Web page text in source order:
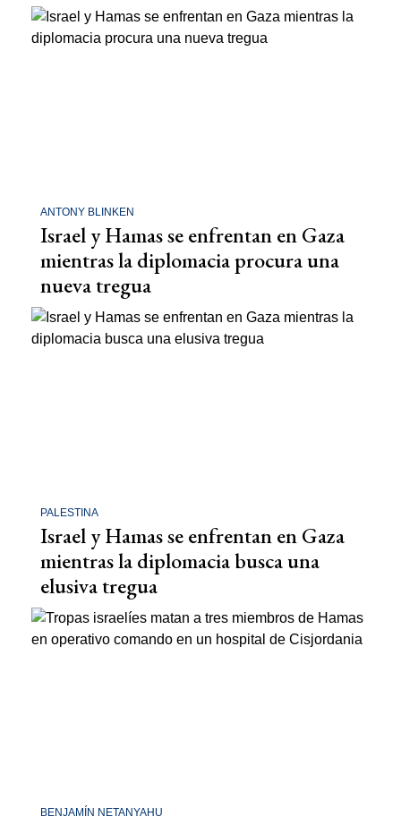
ANTONY BLINKEN
Israel y Hamas se enfrentan en Gaza
mientras la diplomacia procura una
nueva tregua
PALESTINA
Israel y Hamas se enfrentan en Gaza
mientras la diplomacia busca una
elusiva tregua
BENJAMÍN NETANYAHU